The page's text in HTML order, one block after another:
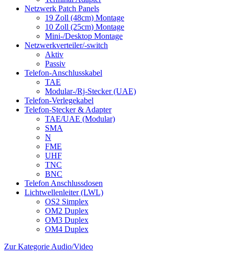
Netzwerk Patch Panels
19 Zoll (48cm) Montage
10 Zoll (25cm) Montage
Mini-/Desktop Montage
Netzwerkverteiler/-switch
Aktiv
Passiv
Telefon-Anschlusskabel
TAE
Modular-/Rj-Stecker (UAE)
Telefon-Verlegekabel
Telefon-Stecker & Adapter
TAE/UAE (Modular)
SMA
N
FME
UHF
TNC
BNC
Telefon Anschlussdosen
Lichtwellenleiter (LWL)
OS2 Simplex
OM2 Duplex
OM3 Duplex
OM4 Duplex
Zur Kategorie Audio/Video